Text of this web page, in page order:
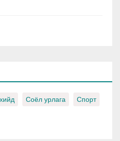
Соёл урлага Спорт